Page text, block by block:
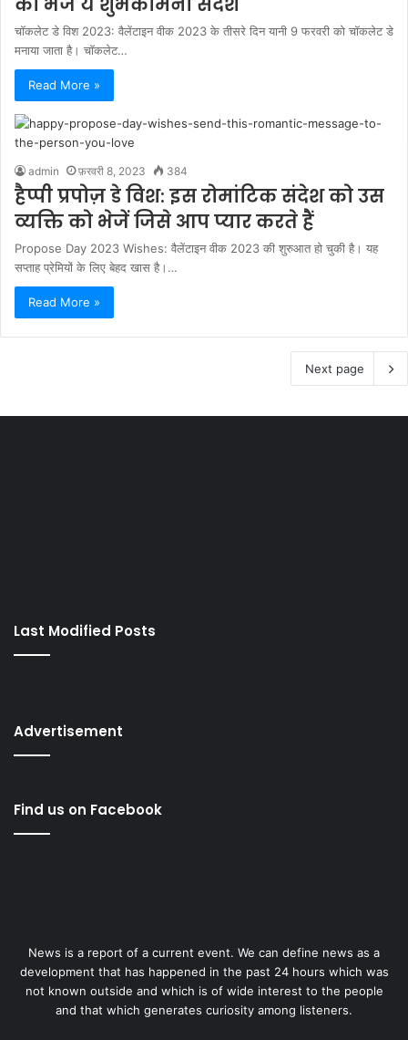
चॉकलेट डे विश 2023: वैलेंटाइन वीक 2023 के तीसरे दिन यानी 9 फरवरी को चॉकलेट डे
मनाया जाता है। चॉकलेट…
Read More »
admin फ़रवरी 8, 2023 384
हैप्पी प्रपोज़ डे विश: इस रोमांटिक संदेश को उस
व्यक्ति को भेजें जिसे आप प्यार करते हैं
Propose Day 2023 Wishes: वैलेंटाइन वीक 2023 की शुरुआत हो चुकी है। यह
सप्ताह प्रेमियों के लिए बेहद खास है।…
Read More »
Next page
Last Modified Posts
Advertisement
Find us on Facebook
News is a report of a current event. We can define news as a
development that has happened in the past 24 hours which was
not known outside and which is of wide interest to the people
and that which generates curiosity among listeners.